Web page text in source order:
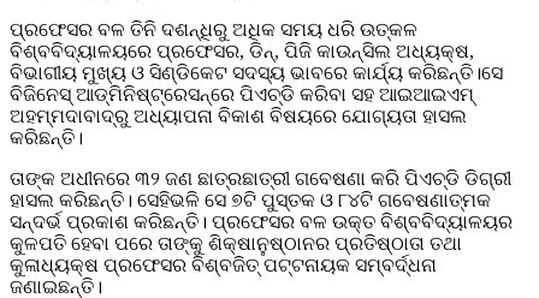
ପ୍ରଫେସର ବଳ ତିନି ଦଶନ୍ଧିରୁ ଅଧିକ ସମୟ ଧରି ଉତ୍କଳ
ବିଶ୍ବବିଦ୍ୟାଳୟରେ ପ୍ରଫେସର, ଡିନ୍‌, ପିଜି କାଉନ୍‌ସିଲ ଅଧ୍ୟକ୍ଷ,
ବିଭାଗୀୟ ମୁଖ୍ୟ ଓ ସିଣ୍ଡିକେଟ ସଦସ୍ୟ ଭାବରେ କାର୍ଯ୍ୟ କରିଛନ୍ତି।ସେ
ବିଜିନେସ୍‌ ଆଡ୍‌ମିନିଷ୍ଟ୍ରେସନ୍‌ରେ ପିଏଚ୍‌ଡି କରିବା ସହ ଆଇଆଇଏମ୍‌
ଅହମ୍ମଦାବାଦ୍‌ରୁ ଅଧ୍ୟାପନା ବିକାଶ ବିଷୟରେ ଯୋଗ୍ୟତା ହାସଲ
କରିଛନ୍ତି।
ତାଙ୍କ ଅଧୀନରେ ୩୨ ଜଣ ଛାତ୍ରଛ‌ାତ୍ରୀ ଗବେଷଣା କରି ପିଏଚ୍‌ଡି ଡିଗ୍ରୀ
ହାସଲ କରିଛନ୍ତି। ସେହିଭଳି ସେ ୭ଟି ପୁସ୍ତକ ଓ ୮୪ଟି ଗବେଷଣାତ୍ମକ
ସନ୍ଦର୍ଭ ପ୍ରକାଶ କରିଛନ୍ତି। ପ୍ରଫେସର ବଳ ଉକ୍ତ ବିଶ୍ବବିଦ୍ୟାଳୟର
କୁଳପତି ହେବା ପରେ ତାଙ୍କୁ ଶିକ୍ଷାନୁଷ୍ଠାନର ପ୍ରତିଷ୍ଠାତା ତଥା
କୁଳାଧ୍ୟକ୍ଷ ପ୍ରଫେସର ବିଶ୍ବଜିତ୍‌ ପଟ୍ଟନାୟକ ସମ୍ବର୍ଦ୍ଧନା
ଜଣାଇଛନ୍ତି।